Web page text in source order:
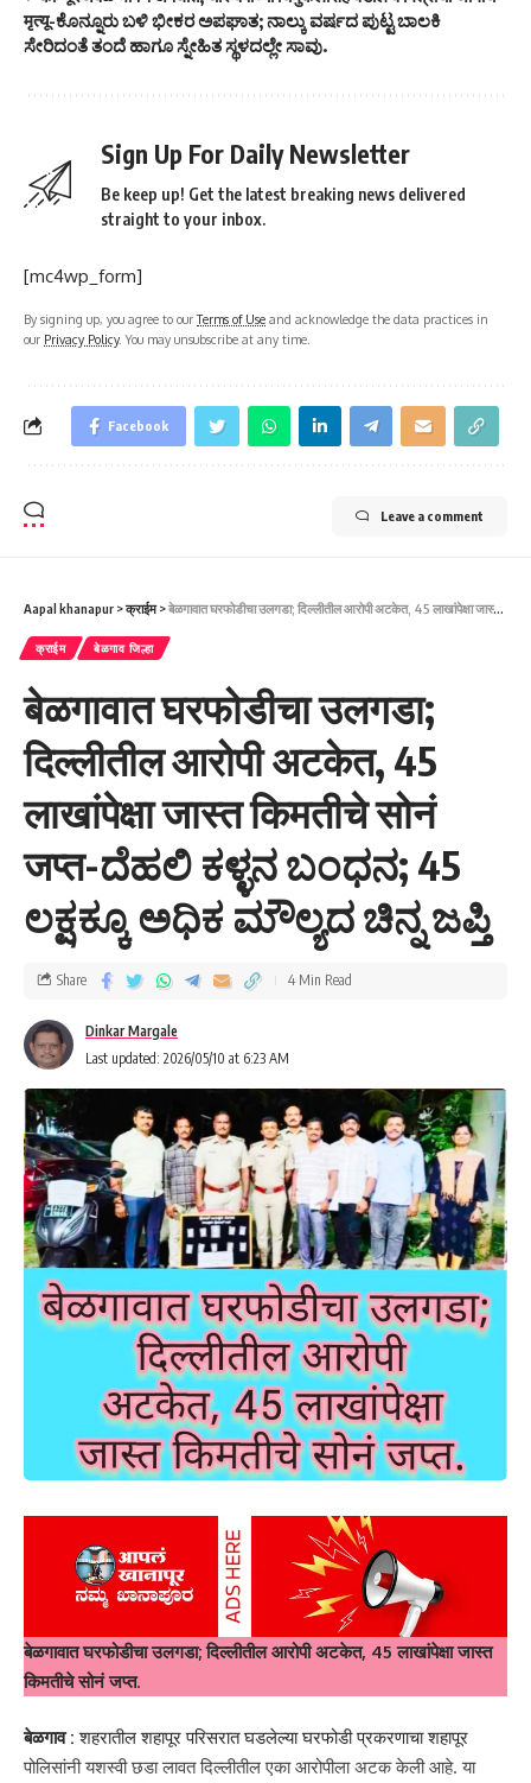
मृत्यू-ಕೊನ್ನೂರು ಬಳಿ ಭೀಕರ ಅಪಘಾತ; ನಾಲ್ಕು ವರ್ಷದ ಪುಟ್ಟ ಬಾಲಕಿ
ಸೇರಿದಂತೆ ತಂದೆ ಹಾಗೂ ಸ್ನೇಹಿತ ಸ್ಥಳದಲ್ಲೇ ಸಾವು.
Sign Up For Daily Newsletter
Be keep up! Get the latest breaking news delivered
straight to your inbox.
[mc4wp_form]
By signing up, you agree to ourTerms of Use and acknowledge the data practices in
our Privacy Policy. You may unsubscribe at any time.
Facebook
Leave a comment
Aapal khanapur >क्राईम>बेळगावात घरफोडीचा उलगडा; दिल्लीतील आरोपी अटकेत, 45 लाखांपेक्षा जास्त किमतीचे सोनं जप्त-ದೆಹಲಿ ಕಳ್ಳನ ಬಂಧನ; 45 ಲಕ್ಷಕ್ಕೂ ಅಧಿಕ ಮೌಲ್ಯದ ಚಿನ್ನ ಜಪ್ತಿ
क्राईम बेळगाव जिल्हा
बेळगावात घरफोडीचा उलगडा;
दिल्लीतील आरोपी अटकेत, 45
लाखांपेक्षा जास्त किमतीचे सोनं
जप्त-ದೆಹಲಿ ಕಳ್ಳನ ಬಂಧನ; 45
ಲಕ್ಷಕ್ಕೂ ಅಧಿಕ ಮೌಲ್ಯದ ಚಿನ್ನ ಜಪ್ತಿ
Last updated: 2026/05/10 at 6:23 AM
Dinkar Margale
Share 4 Min Read
बेळगावात घरफोडीचा उलगडा; दिल्लीतील आरोपी अटकेत, 45 लाखांपेक्षा जास्त
किमतीचे सोनं जप्त.
बेळगाव : शहरातील शहापूर परिसरात घडलेल्या घरफोडी प्रकरणाचा शहापूर
पोलिसांनी यशस्वी छडा लावत दिल्लीतील एका आरोपीला अटक केली आहे. या